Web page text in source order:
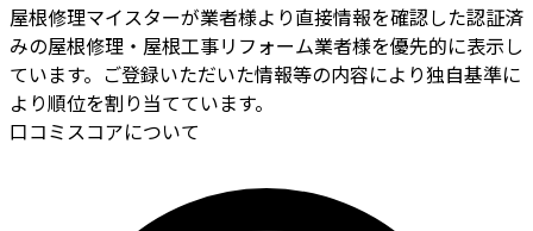
屋根修理マイスターが業者様より直接情報を確認した認証済
みの屋根修理・屋根工事リフォーム業者様を優先的に表示し
ています。ご登録いただいた情報等の内容により独自基準に
より順位を割り当てています。
口コミスコアについて